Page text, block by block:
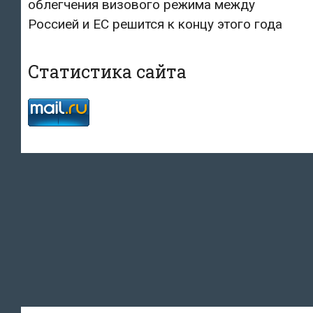
облегчения визового режима между
Россией и ЕС решится к концу этого года
Статистика сайта